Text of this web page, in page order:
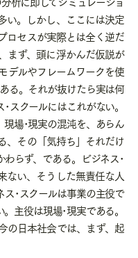
い。しかし、ここには決定
ロセスが実際とは全く逆だ
まず、頭に浮かんだ仮説が
デルやフレームワークを使
る。それが抜けたら実は何
スクールにはこれがない。
場･現実の混沌を、あらん
、その「気持ち」それだけ
らず、である。ビジネス･
ない、そうした無責任な人
･スクールは事業の主役で
主役は現場･現実である。
の日本社会では、まず、起